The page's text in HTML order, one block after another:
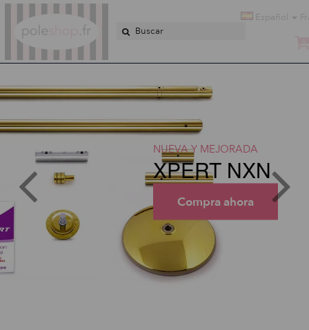
Español
NUEVA Y MEJORADA
XPERT NXN
Compra ahora